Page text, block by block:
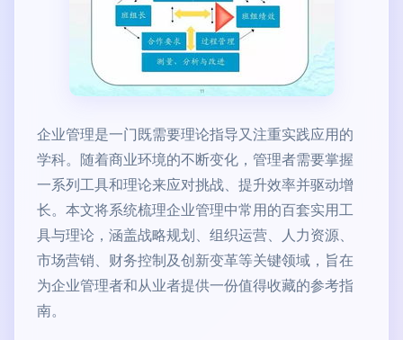
企业管理是一门既需要理论指导又注重实践应用的
学科。随着商业环境的不断变化，管理者需要掌握
一系列工具和理论来应对挑战、提升效率并驱动增
长。本文将系统梳理企业管理中常用的百套实用工
具与理论，涵盖战略规划、组织运营、人力资源、
市场营销、财务控制及创新变革等关键领域，旨在
为企业管理者和从业者提供一份值得收藏的参考指
南。